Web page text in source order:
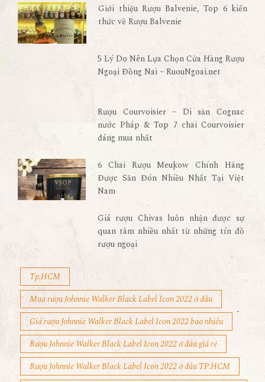
Giới thiệu Rượu Balvenie, Top 6 kiến
thức về Rượu Balvenie
5 Lý Do Nên Lựa Chọn Cửa Hàng Rượu
Ngoại Đồng Nai – RuouNgoai.net
Rượu Courvoisier – Di sản Cognac
nước Pháp & Top 7 chai Courvoisier
đáng mua nhất
6 Chai Rượu Meukow Chính Hãng
Được Săn Đón Nhiều Nhất Tại Việt
Nam
Giá rượu Chivas luôn nhận được sự
quan tâm nhiều nhất từ những tín đồ
rượu ngoại
Tp.HCM
Mua rượu Johnnie Walker Black Label Icon 2022 ở đâu
Giá rượu Johnnie Walker Black Label Icon 2022 bao nhiêu
Rượu Johnnie Walker Black Label Icon 2022 ở đâu giá rẻ
Rượu Johnnie Walker Black Label Icon 2022 ở đâu TP.HCM